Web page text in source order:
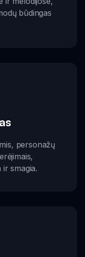
būdingas
personažų
ir smagia.